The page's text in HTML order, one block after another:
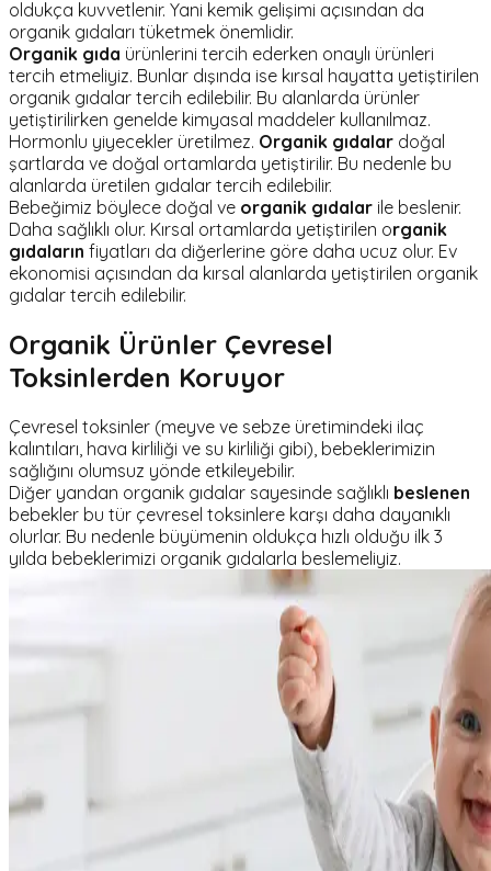
oldukça kuvvetlenir. Yani kemik gelişimi açısından da
organik gıdaları tüketmek önemlidir.
Organik gıda ürünlerini tercih ederken onaylı ürünleri
tercih etmeliyiz. Bunlar dışında ise kırsal hayatta yetiştirilen
organik gıdalar tercih edilebilir. Bu alanlarda ürünler
yetiştirilirken genelde kimyasal maddeler kullanılmaz.
Hormonlu yiyecekler üretilmez. Organik gıdalar doğal
şartlarda ve doğal ortamlarda yetiştirilir. Bu nedenle bu
alanlarda üretilen gıdalar tercih edilebilir.
Bebeğimiz böylece doğal ve organik gıdalar ile beslenir.
Daha sağlıklı olur. Kırsal ortamlarda yetiştirilen organik
gıdaların fiyatları da diğerlerine göre daha ucuz olur. Ev
ekonomisi açısından da kırsal alanlarda yetiştirilen organik
gıdalar tercih edilebilir.
Organik Ürünler Çevresel
Toksinlerden Koruyor
Çevresel toksinler (meyve ve sebze üretimindeki ilaç
kalıntıları, hava kirliliği ve su kirliliği gibi), bebeklerimizin
sağlığını olumsuz yönde etkileyebilir.
Diğer yandan organik gıdalar sayesinde sağlıklı beslenen
bebekler bu tür çevresel toksinlere karşı daha dayanıklı
olurlar. Bu nedenle büyümenin oldukça hızlı olduğu ilk 3
yılda bebeklerimizi organik gıdalarla beslemeliyiz.